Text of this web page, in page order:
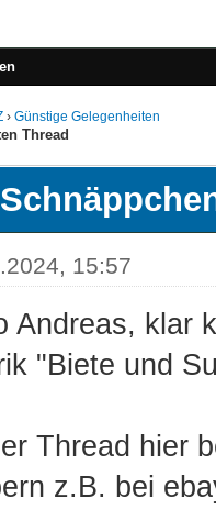
› Günstige Gelegenheiten
Thread
15:57
Andreas, klar
"Biete und
Thread hier
z.B. bei